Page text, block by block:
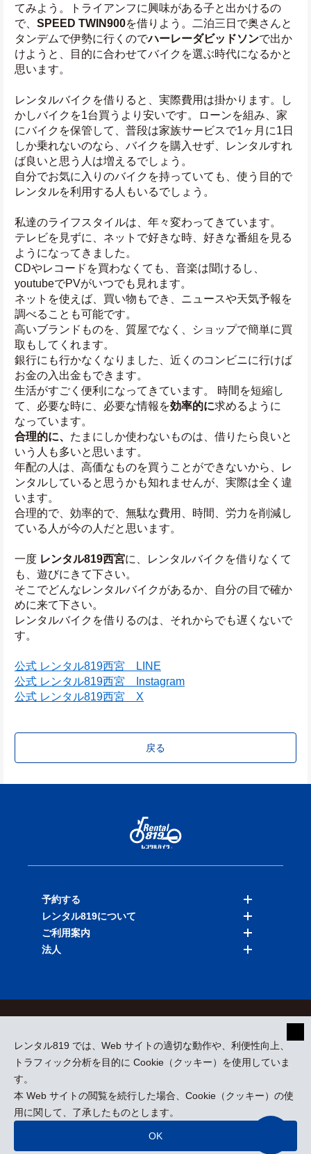
てみよう。トライアンフに興味がある子と出かけるの
で、 SPEED TWIN900を借りよう。二泊三日で奥さんと
タンデムで伊勢に行くのでハーレーダビッドソンで出か
けようと、目的に合わせてバイクを選ぶ時代になるかと
思います。
レンタルバイクを借りると、実際費用は掛かります。し
かしバイクを1台買うより安いです。ローンを組み、家
にバイクを保管して、普段は家族サービスで1ヶ月に1日
しか乗れないのなら、バイクを購入せず、レンタルすれ
ば良いと思う人は増えるでしょう。
自分でお気に入りのバイクを持っていても、使う目的で
レンタルを利用する人もいるでしょう。
私達のライフスタイルは、年々変わってきています。
テレビを見ずに、ネットで好きな時、好きな番組を見る
ようになってきました。
CDやレコードを買わなくても、音楽は聞けるし、
youtubeでPVがいつでも見れます。
ネットを使えば、買い物もでき、ニュースや天気予報を
調べることも可能です。
高いブランドものを、質屋でなく、ショップで簡単に買
取もしてくれます。
銀行にも行かなくなりました、近くのコンビニに行けば
お金の入出金もできます。
生活がすごく便利になってきています。 時間を短縮し
て、必要な時に、必要な情報を効率的に求めるように
なっています。
合理的に、 たまにしか使わないものは、借りたら良いと
いう人も多いと思います。
年配の人は、高価なものを買うことができないから、レ
ンタルしていると思うかも知れませんが、実際は全く違
います。
合理的で、効率的で、無駄な費用、時間、労力を削減し
ている人が今の人だと思います。
一度 レンタル819西宮に、レンタルバイクを借りなくて
も、遊びにきて下さい。
そこでどんなレンタルバイクがあるか、自分の目で確か
めに来て下さい。
レンタルバイクを借りるのは、それからでも遅くないで
す。
公式 レンタル819西宮　LINE
公式 レンタル819西宮　Instagram
公式 レンタル819西宮　X
戻る
レンタル819 では、Web サイトの適切な動作や、利便性向上、
トラフィック分析を目的に Cookie（クッキー）を使用していま
す。
本 Web サイトの閲覧を続行した場合、Cookie（クッキー）の使
用に関して、了承したものとします。
OK
予約する
バイクを探す
店舗を探す
レンタル819について
料金表
ご利用案内
法人
採用情報
プレスリリース
kizuki Rental Service © All Rights Reserved.